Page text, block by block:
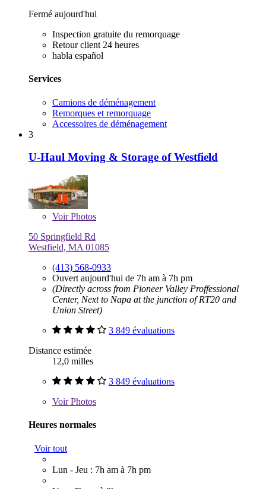
Fermé aujourd'hui
Inspection gratuite du remorquage
Retour client 24 heures
habla español
Services
Camions de déménagement
Remorques et remorquage
Accessoires de déménagement
3
U-Haul Moving & Storage of Westfield
VoirPhotos
50 Springfield Rd
Westfield, MA 01085
(413) 568-0933
Ouvert aujourd'hui de 7h am à 7h pm
(Directly across from Pioneer Valley Proffessional
Center, Next to Napa at the junction of RT20 and
Union Street)
3 849 évaluations
Distance estimée
12,0 milles
3 849 évaluations
VoirPhotos
Heures normales
Voir tout
Lun - Jeu : 7h am à 7h pm